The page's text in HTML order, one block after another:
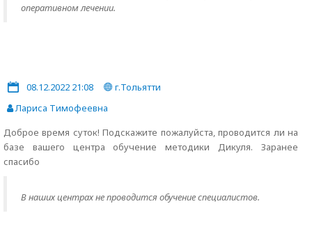
оперативном лечении.
08.12.2022 21:08
г.Тольятти
Лариса Тимофеевна
Доброе время суток! Подскажите пожалуйста, проводится ли на
базе вашего центра обучение методики Дикуля. Заранее
спасибо
В наших центрах не проводится обучение специалистов.